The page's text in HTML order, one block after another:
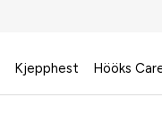
Kjepphest Hööks